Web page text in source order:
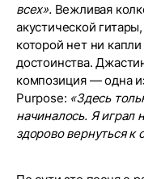
всех». Вежливая
акустической
которой нет ни
достоинства.
композиция — одна
Purpose: «Здесь
начиналось. Я играл
здорово вернуться к